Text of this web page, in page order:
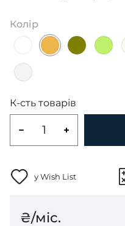
Колір
К-сть товарів
у Wish List
₴/міс.